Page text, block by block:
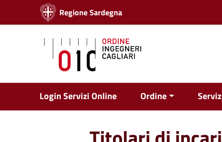
Vai ai contenuti
Vai al menu di navigazione
Regione Sardegna
Login Servizi Online Ordine